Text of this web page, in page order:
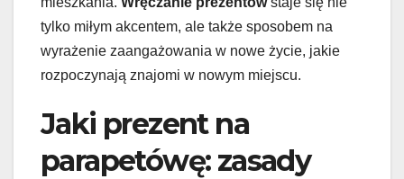
tylko miłym akcentem, ale także sposobem na
wyrażenie zaangażowania w nowe życie, jakie
rozpoczynają znajomi w nowym miejscu.
Jaki prezent na
parapetówę: zasady